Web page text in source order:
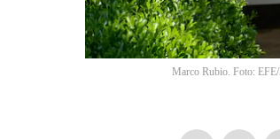
Marco Rubio. Foto: